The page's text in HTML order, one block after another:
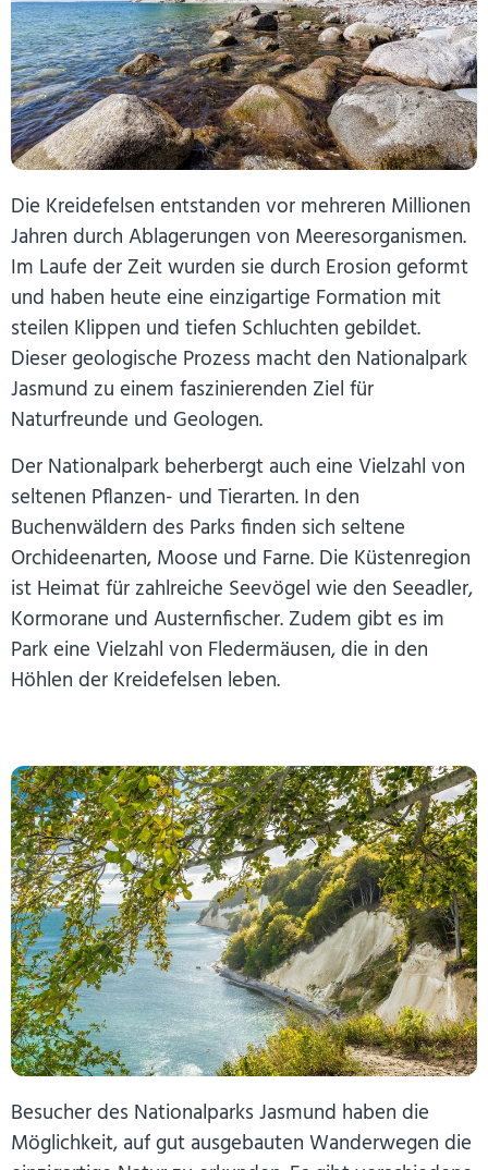
Die Kreidefelsen entstanden vor mehreren Millionen
Jahren durch Ablagerungen von Meeresorganismen.
Im Laufe der Zeit wurden sie durch Erosion geformt
und haben heute eine einzigartige Formation mit
steilen Klippen und tiefen Schluchten gebildet.
Dieser geologische Prozess macht den Nationalpark
Jasmund zu einem faszinierenden Ziel für
Naturfreunde und Geologen.
Der Nationalpark beherbergt auch eine Vielzahl von
seltenen Pflanzen- und Tierarten. In den
Buchenwäldern des Parks finden sich seltene
Orchideenarten, Moose und Farne. Die Küstenregion
ist Heimat für zahlreiche Seevögel wie den Seeadler,
Kormorane und Austernfischer. Zudem gibt es im
Park eine Vielzahl von Fledermäusen, die in den
Höhlen der Kreidefelsen leben.
Besucher des Nationalparks Jasmund haben die
Möglichkeit, auf gut ausgebauten Wanderwegen die